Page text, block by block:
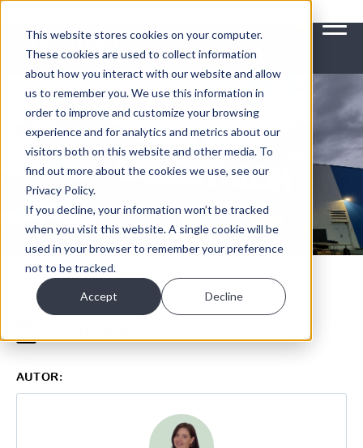
This website stores cookies on your computer.
These cookies are used to collect information
about how you interact with our website and allow
us to remember you. We use this information in
order to improve and customize your browsing
experience and for analytics and metrics about our
visitors both on this website and other media. To
find out more about the cookies we use, see our
Privacy Policy.
If you decline, your information won’t be tracked
when you visit this website. A single cookie will be
used in your browser to remember your preference
not to be tracked.
Accept Decline
AUTOR: